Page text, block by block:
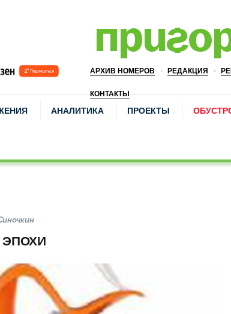
АРХИВ НОМЕРОВ РЕДАКЦИЯ
КОНТАКТЫ
АНАЛИТИКА ПРОЕКТЫ